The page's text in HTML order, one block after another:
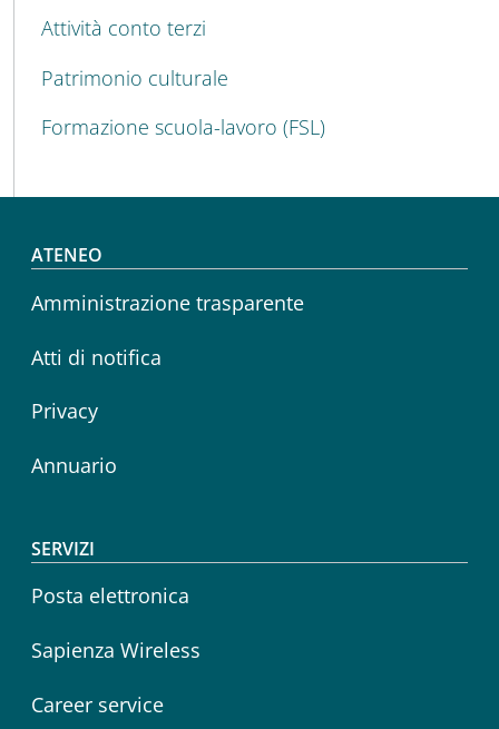
Attività conto terzi
Patrimonio culturale
Formazione scuola-lavoro (FSL)
Footer menu
ATENEO
Amministrazione trasparente
Atti di notifica
Privacy
Annuario
SERVIZI
Posta elettronica
Sapienza Wireless
Career service